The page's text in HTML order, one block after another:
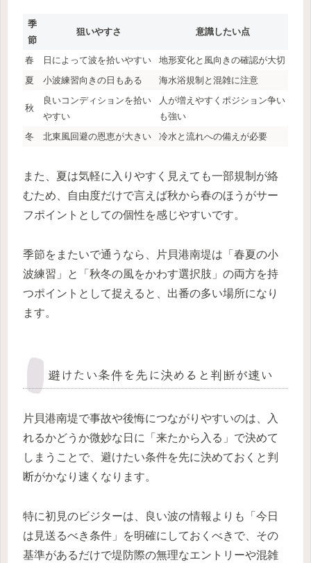
季
節
狙いやすさ 意識したい点
春 日によって波を拾いやすい
地形変化と風向きの確認が大切
夏
小波練習向きの日もある 海水浴規制と混雑に注意
秋
良いコンディションを拾い
やすい
人が増えやすくポジション争い
も強い
冬
北東風回避の恩恵が大きい 冷水と流れへの備えが必要
また、夏は気軽に入りやすく見えても一部規制が絡
むため、自由度だけで言えば秋から春のほうがサー
フポイントとしての個性を感じやすいです。
季節をまたいで通うなら、片貝港南堤は「春夏の小
波練習」と「秋冬の風をかわす選択肢」の両方を持
つポイントとして捉えると、出番の多い場所になり
ます。
避けたい条件を先に決めると判断が速い
片貝港南堤で事故や後悔につながりやすいのは、入
れるかどうか微妙な日に「来たから入る」で決めて
しまうことで、避けたい条件を先に決めておくと判
断がかなり速くなります。
特に初見のビジターは、良い波の情報よりも「今日
は見送るべき条件」を明確にしておくべきで、その
基準があるだけで堤防際の無理なエントリーや混雑